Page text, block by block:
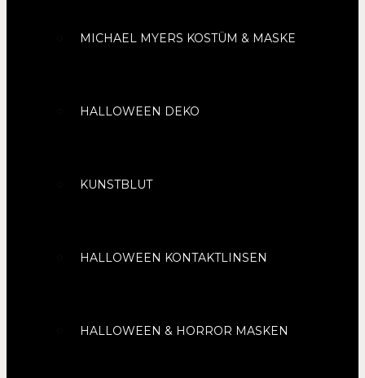
MICHAEL MYERS KOSTÜM & MASKE
HALLOWEEN DEKO
KUNSTBLUT
HALLOWEEN KONTAKTLINSEN
HALLOWEEN & HORROR MASKEN